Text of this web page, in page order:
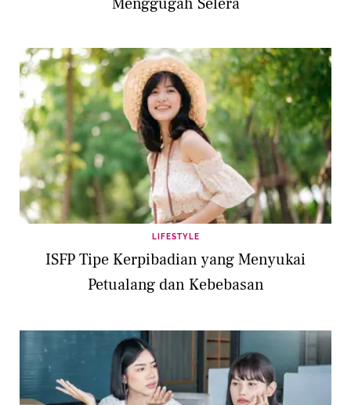
LIFESTYLE
ISFP Tipe Kerpibadian yang Menyukai
Petualang dan Kebebasan